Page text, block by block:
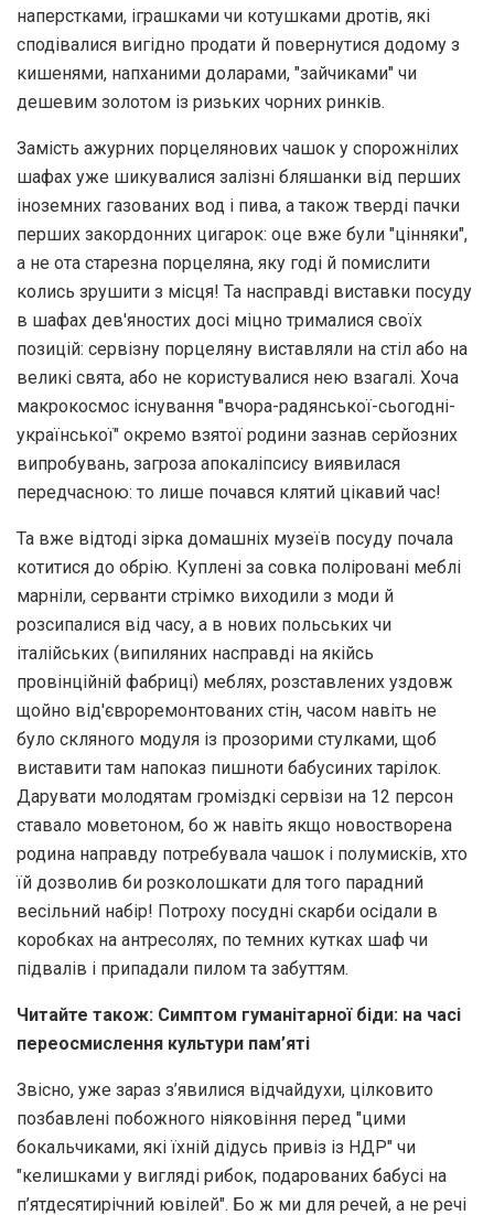
наперстками, іграшками чи котушками дротів, які
сподівалися вигідно продати й повернутися додому з
кишенями, напханими доларами, "зайчиками" чи
дешевим золотом із ризьких чорних ринків.
Замість ажурних порцелянових чашок у спорожнілих
шафах уже шикувалися залізні бляшанки від перших
іноземних газованих вод і пива, а також тверді пачки
перших закордонних цигарок: оце вже були "цінняки",
а не ота старезна порцеляна, яку годі й помислити
колись зрушити з місця! Та насправді виставки посуду
в шафах дев'яностих досі міцно трималися своїх
позицій: сервізну порцеляну виставляли на стіл або на
великі свята, або не користувалися нею взагалі. Хоча
макрокосмос існування "вчора-радянської-сьогодні-
української" окремо взятої родини зазнав серйозних
випробувань, загроза апокаліпсису виявилася
передчасною: то лише почався клятий цікавий час!
Та вже відтоді зірка домашніх музеїв посуду почала
котитися до обрію. Куплені за совка поліровані меблі
марніли, серванти стрімко виходили з моди й
розсипалися від часу, а в нових польських чи
італійських (випиляних насправді на якійсь
провінційній фабриці) меблях, розставлених уздовж
щойно від'євроремонтованих стін, часом навіть не
було скляного модуля із прозорими стулками, щоб
виставити там напоказ пишноти бабусиних тарілок.
Дарувати молодятам громіздкі сервізи на 12 персон
ставало моветоном, бо ж навіть якщо новостворена
родина направду потребувала чашок і полумисків, хто
їй дозволив би розколошкати для того парадний
весільний набір! Потроху посудні скарби осідали в
коробках на антресолях, по темних кутках шаф чи
підвалів і припадали пилом та забуттям.
Читайте також: Симптом гуманітарної біди: на часі
переосмислення культури пам’яті
Звісно, уже зараз з’явилися відчайдухи, цілковито
позбавлені побожного ніяковіння перед "цими
бокальчиками, які їхній дідусь привіз із НДР" чи
"келишками у вигляді рибок, подарованих бабусі на
п’ятдесятирічний ювілей". Бо ж ми для речей, а не речі